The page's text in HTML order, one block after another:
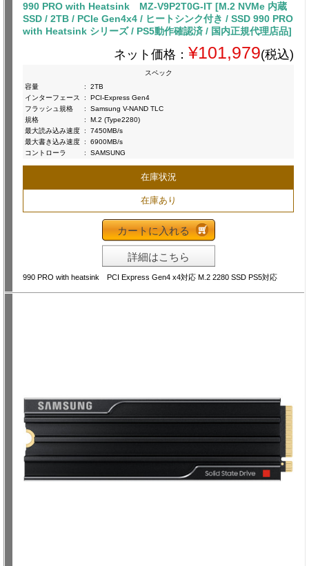
990 PRO with Heatsink MZ-V9P2T0G-IT [M.2 NVMe 内蔵
SSD / 2TB / PCIe Gen4x4 / ヒートシンク付き / SSD 990 PRO
with Heatsink シリーズ / PS5動作確認済 / 国内正規代理店品]
ネット価格： ¥101,979(税込)
スペック
容量
:
2TB
インターフェース
:
PCI-Express Gen4
フラッシュ規格
:
Samsung V-NAND TLC
規格
:
M.2 (Type2280)
最大読み込み速度 :
7450MB/s
最大書き込み速度 :
6900MB/s
コントローラ
: SAMSUNG
在庫状況
在庫あり
カートに入れる
詳細はこちら
990 PRO with heatsink PCI Express Gen4 x4対応 M.2 2280 SSD PS5対応